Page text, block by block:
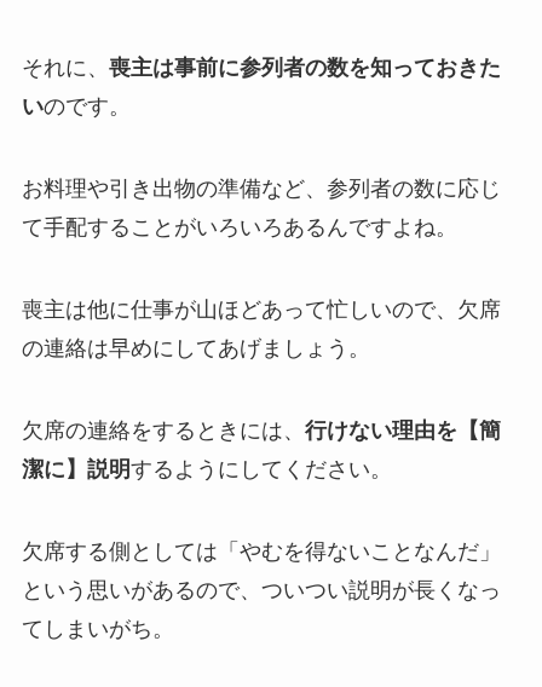
それに、 喪主は事前に参列者の数を知っておきた
いのです。
お料理や引き出物の準備など、参列者の数に応じ
て手配することがいろいろあるんですよね。
喪主は他に仕事が山ほどあって忙しいので、欠席
の連絡は早めにしてあげましょう。
欠席の連絡をするときには、 行けない理由を【簡
潔に】説明するようにしてください。
欠席する側としては「やむを得ないことなんだ」
という思いがあるので、ついつい説明が長くなっ
てしまいがち。